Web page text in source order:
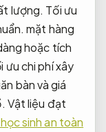
lượng. Tối ưu
mặt hàng
hoặc tích
ưu chi phí xây
bàn và giá
Vật liệu đạt
sinh an toàn